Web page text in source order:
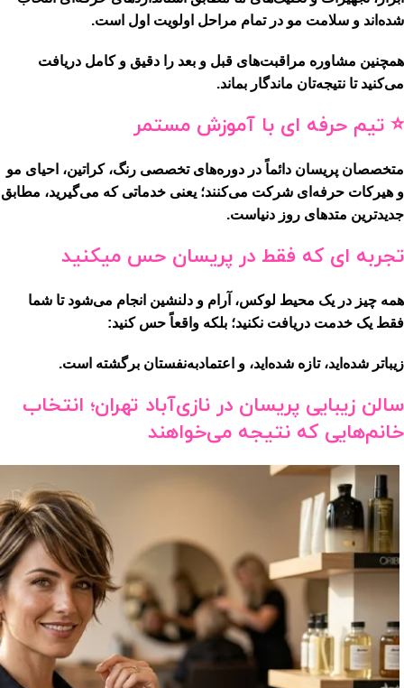
شده‌اند و سلامت مو در تمام مراحل اولویت اول است.
همچنین مشاوره مراقبت‌های قبل و بعد را دقیق و کامل دریافت
می‌کنید تا نتیجه‌تان ماندگار بماند.
⭐ تیم حرفه ای با آموزش مستمر
متخصصان پریسان دائماً در دوره‌های تخصصی رنگ، کراتین، احیای مو
و هیرکات حرفه‌ای شرکت می‌کنند؛ یعنی خدماتی که می‌گیرید، مطابق
جدیدترین متدهای روز دنیاست.
تجربه ای که فقط در پریسان حس میکنید
همه چیز در یک محیط لوکس، آرام و دلنشین انجام می‌شود تا شما
فقط یک خدمت دریافت نکنید؛ بلکه واقعاً حس کنید:
زیباتر شده‌اید، تازه شده‌اید، و اعتمادبه‌نفستان برگشته است.
سالن زیبایی پریسان در نازی‌آباد تهران؛ انتخاب
خانم‌هایی که نتیجه می‌خواهند